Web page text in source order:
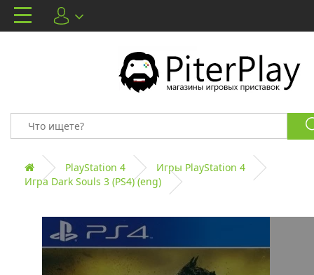
PlayStation 4
Игры PlayStation 4
Игра Dark Souls 3 (PS4) (eng)